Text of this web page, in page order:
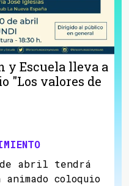
y Escuela lleva a
"Los valores de
de abril tendrá
coloquio